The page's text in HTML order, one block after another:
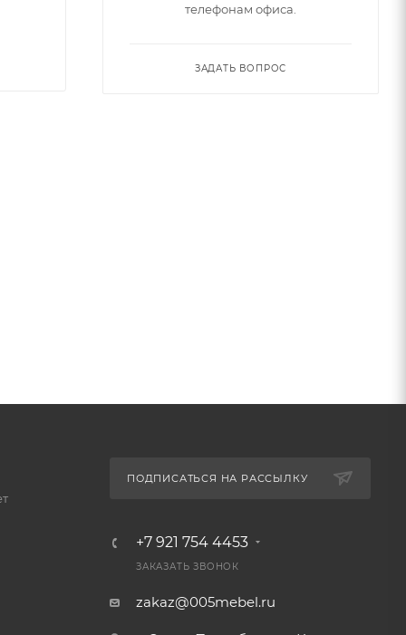
телефонам офиса.
ЗАДАТЬ ВОПРОС
ПОДПИСАТЬСЯ НА РАССЫЛКУ
+7 921 754 4453
ЗАКАЗАТЬ ЗВОНОК
zakaz@005mebel.ru